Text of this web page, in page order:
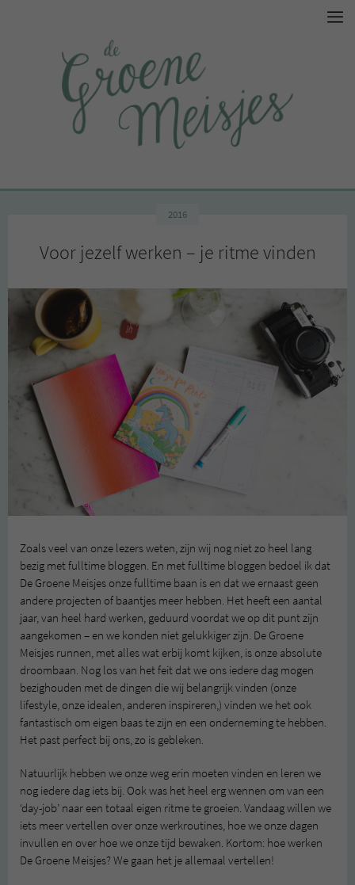
2016
Voor jezelf werken – je ritme vinden
Zoals veel van onze lezers weten, zijn wij nog niet zo heel lang
bezig met fulltime bloggen. En met fulltime bloggen bedoel ik dat
De Groene Meisjes onze fulltime baan is en dat we ernaast geen
andere projecten of baantjes meer hebben. Het heeft een aantal
jaar, van heel hard werken, geduurd voordat we op dit punt zijn
aangekomen – en we konden niet gelukkiger zijn. De Groene
Meisjes runnen, met alles wat erbij komt kijken, is onze absolute
droombaan. Nog los van het feit dat we ons iedere dag mogen
bezighouden met de dingen die wij belangrijk vinden (onze
lifestyle, onze idealen, anderen inspireren,) vinden we het ook
fantastisch om eigen baas te zijn en een onderneming te hebben.
Het past perfect bij ons, zo is gebleken.
Natuurlijk hebben we onze weg erin moeten vinden en leren we
nog iedere dag iets bij. Ook was het heel erg wennen om van een
‘day-job’ naar een totaal eigen ritme te groeien. Vandaag willen we
iets meer vertellen over onze werkroutines, hoe we onze dagen
invullen en over hoe we onze tijd bewaken. Kortom: hoe werken
De Groene Meisjes? We gaan het je allemaal vertellen!